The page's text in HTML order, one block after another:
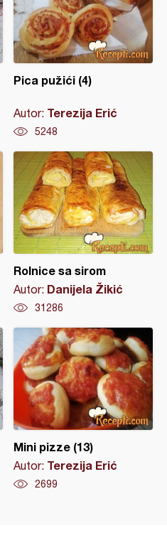
Pica pužići (4)
Autor: Terezija Erić
5248
Rolnice sa sirom
Autor: Danijela Žikić
31286
Mini pizze (13)
Autor: Terezija Erić
2699